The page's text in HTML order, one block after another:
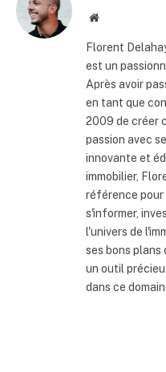
Site
Florent
est un
Après avoir
en tant que
2009 de créer
passion avec
innovante et
immobilier,
référence
s'informer,
l'univers de
ses bons
un outil
dans ce